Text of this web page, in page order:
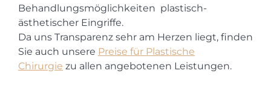
Behandlungsmöglichkeiten plastisch-
ästhetischer Eingriffe.
Da uns Transparenz sehr am Herzen liegt, finden
Sie auch unsere Preise für Plastische
Chirurgie zu allen angebotenen Leistungen.